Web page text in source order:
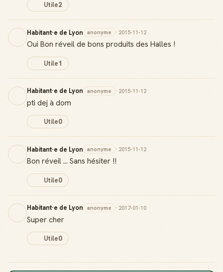
Utile2
Habitant·e de Lyon anonyme · 2015-11-12
Oui Bon réveil de bons produits des Halles !
Utile1
Habitant·e de Lyon anonyme · 2015-11-12
pti dej à dom
Utile0
Habitant·e de Lyon anonyme · 2015-11-12
Bon réveil ... Sans hésiter !!
Utile0
Habitant·e de Lyon anonyme · 2017-01-10
Super cher
Utile0